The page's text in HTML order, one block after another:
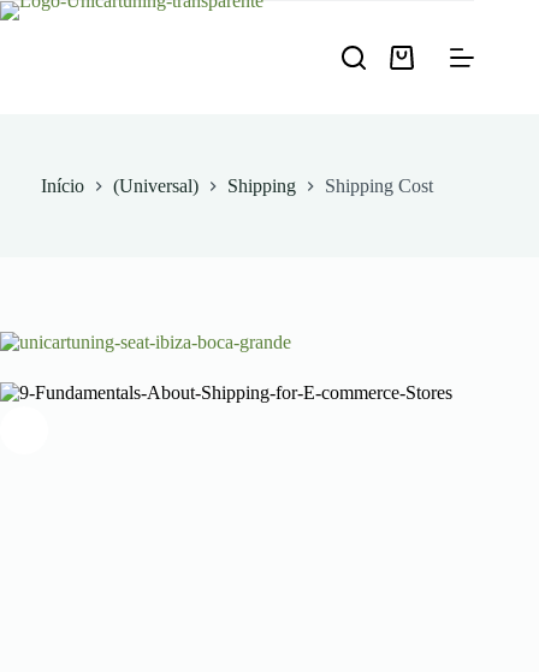
Pular
Carrinho
Início (Universal) Shipping Shipping Cost